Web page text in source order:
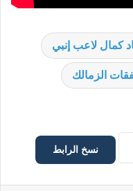
كمال لاعب إنبي
الزمالك
نسخ الرابط